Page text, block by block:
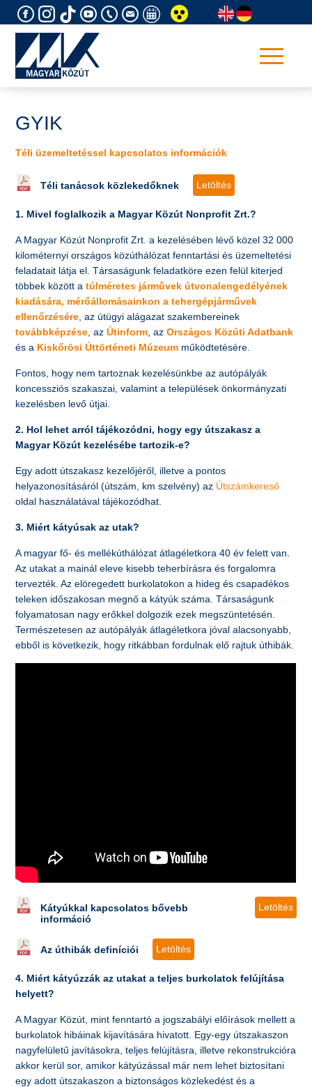
to
GYIK
Téli üzemeltetéssel kapcsolatos információk
Téli tanácsok közlekedőknek Letöltés
1. Mivel foglalkozik a Magyar Közút Nonprofit Zrt.?
A Magyar Közút Nonprofit Zrt. a kezelésében lévő közel 32 000
kilométernyi országos közúthálózat fenntartási és üzemeltetési
feladatait látja el. Társaságunk feladatköre ezen felül kiterjed
többek között atúlméretes járművek útvonalengedélyének
kiadására, mérőállomásainkon a tehergépjárművek
ellenőrzésére , az útügyi alágazat szakembereinek
továbbképzése , azÚtinform , azOrszágos Közúti Adatbank
és a Kiskőrösi Úttörténeti Múzeum működtetésére.
Fontos, hogy nem tartoznak kezelésünkbe az autópályák
koncessziós szakaszai, valamint a települések önkormányzati
kezelésben levő útjai.
2. Hol lehet arról tájékozódni, hogy egy útszakasz a
Magyar Közút kezelésébe tartozik-e?
Egy adott útszakasz kezelőjéről, illetve a pontos
helyazonosításáról (útszám, km szelvény) az Útszámkereső
oldal használatával tájékozódhat.
3. Miért kátyúsak az utak?
A magyar fő- és mellékúthálózat átlagéletkora 40 év felett van.
Az utakat a mainál eleve kisebb teherbírásra és forgalomra
tervezték. Az elöregedett burkolatokon a hideg és csapadékos
teleken időszakosan megnő a kátyúk száma. Társaságunk
folyamatosan nagy erőkkel dolgozik ezek megszüntetésén.
Természetesen az autópályák átlagéletkora jóval alacsonyabb,
ebből is következik, hogy ritkábban fordulnak elő rajtuk úthibák.
Kátyúkkal kapcsolatos bővebb
információ
Letöltés
Az úthibák definíciói Letöltés
4. Miért kátyúzzák az utakat a teljes burkolatok felújítása
helyett?
A Magyar Közút, mint fenntartó a jogszabályi előírások mellett a
burkolatok hibáinak kijavítására hivatott. Egy-egy útszakaszon
nagyfelületű javításokra, teljes felújításra, illetve rekonstrukcióra
akkor kerül sor, amikor kátyúzással már nem lehet biztosítani
egy adott útszakaszon a biztonságos közlekedést és a